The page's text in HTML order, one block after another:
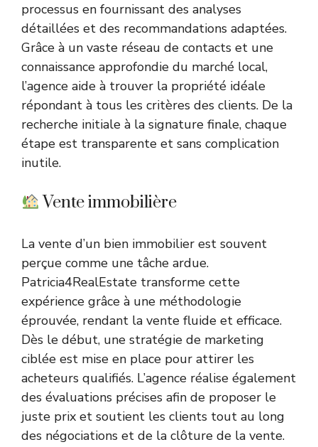
processus en fournissant des analyses
détaillées et des recommandations adaptées.
Grâce à un vaste réseau de contacts et une
connaissance approfondie du marché local,
l’agence aide à trouver la propriété idéale
répondant à tous les critères des clients. De la
recherche initiale à la signature finale, chaque
étape est transparente et sans complication
inutile.
Vente immobilière
La vente d’un bien immobilier est souvent
perçue comme une tâche ardue.
Patricia4RealEstate transforme cette
expérience grâce à une méthodologie
éprouvée, rendant la vente fluide et efficace.
Dès le début, une stratégie de marketing
ciblée est mise en place pour attirer les
acheteurs qualifiés. L’agence réalise également
des évaluations précises afin de proposer le
juste prix et soutient les clients tout au long
des négociations et de la clôture de la vente.